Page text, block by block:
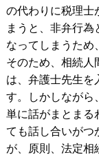
の代わりに税理士
まうと、非弁行
なってしまうため
そのため、相続人
は、弁護士先生を
す。しかしながら
単に話がまとまる
ても話し合いがつ
が、原則、法定相